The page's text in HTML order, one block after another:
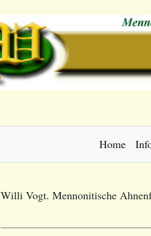
Home
Willi Vogt. Mennonitische